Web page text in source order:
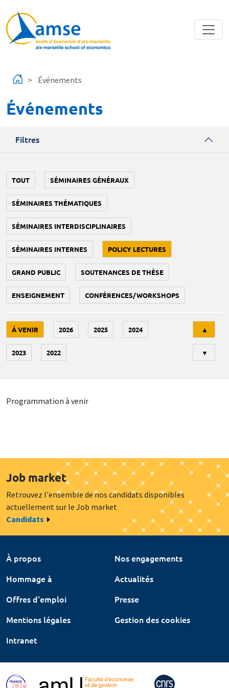
Événements
Événements
Filtres
TOUT SÉMINAIRES GÉNÉRAUX
SÉMINAIRES THÉMATIQUES
SÉMINAIRES INTERDISCIPLINAIRES
SÉMINAIRES INTERNES POLICY LECTURES
GRAND PUBLIC SOUTENANCES DE THÈSE
ENSEIGNEMENT CONFÉRENCES/WORKSHOPS
À VENIR 2026 2025 2024
2023 2022
▲
▼
Programmation à venir
Job market
Retrouvez l'ensemble de nos candidats disponibles
actuellement sur le Job market
Candidats
À propos
Nos engagements
Hommage à
Actualités
Offres d'emploi
Presse
Mentions légales
Gestion des cookies
Intranet